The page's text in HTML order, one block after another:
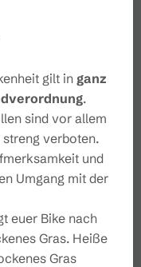
gilt in ganz
.
sind vor allem
streng verboten.
und
Umgang mit der
euer Bike nach
Gras. Heiße
Gras